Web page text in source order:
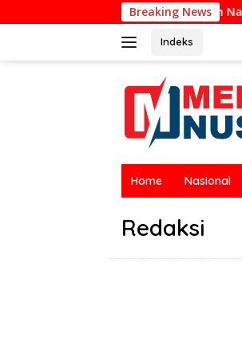
ke
Breaking News
Tolak Penggunaan Nama
Indeks
Home Nasional
Redaksi